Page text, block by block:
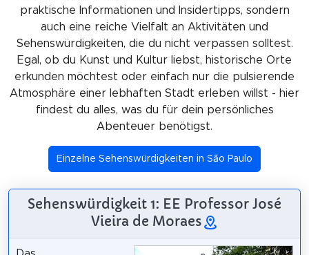
praktische Informationen und Insidertipps, sondern
auch eine reiche Vielfalt an Aktivitäten und
Sehenswürdigkeiten, die du nicht verpassen solltest.
Egal, ob du Kunst und Kultur liebst, historische Orte
erkunden möchtest oder einfach nur die pulsierende
Atmosphäre einer lebhaften Stadt erleben willst - hier
findest du alles, was du für dein persönliches
Abenteuer benötigst.
Einzelne Sehenswürdigkeiten in São Paulo
Sehenswürdigkeit 1: EE Professor José
Vieira de Moraes